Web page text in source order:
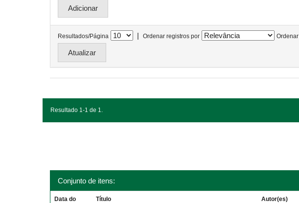
Resultados/Página | Ordenar registros por Ordenar
Resultado 1-1 de 1.
Conjunto de itens:
Data do Título Autor(es)